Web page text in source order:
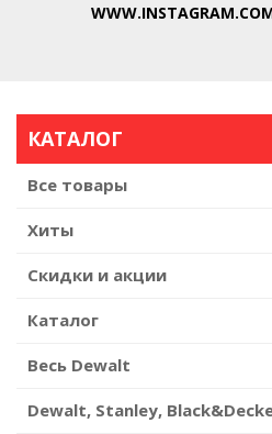
КАТАЛОГ
Все товары
Хиты
Скидки и акции
Каталог
Весь Dewalt
Dewalt, Stanley,